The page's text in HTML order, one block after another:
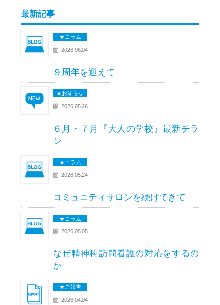
最新記事
★コラム
2026.06.04
９周年を迎えて
★お知らせ
2026.05.26
６月・７月『大人の学校』最新チラ
シ
★コラム
2026.05.24
コミュニティサロンを続けてきて
★コラム
2026.05.05
なぜ精神科訪問看護の対応をするの
か
★ご報告
2026.04.04